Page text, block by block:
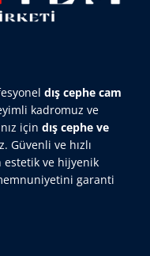
dış cephe cam
kadromuz ve
için dış cephe ve
Güvenli ve hızlı
estetik ve hijyenik
garanti